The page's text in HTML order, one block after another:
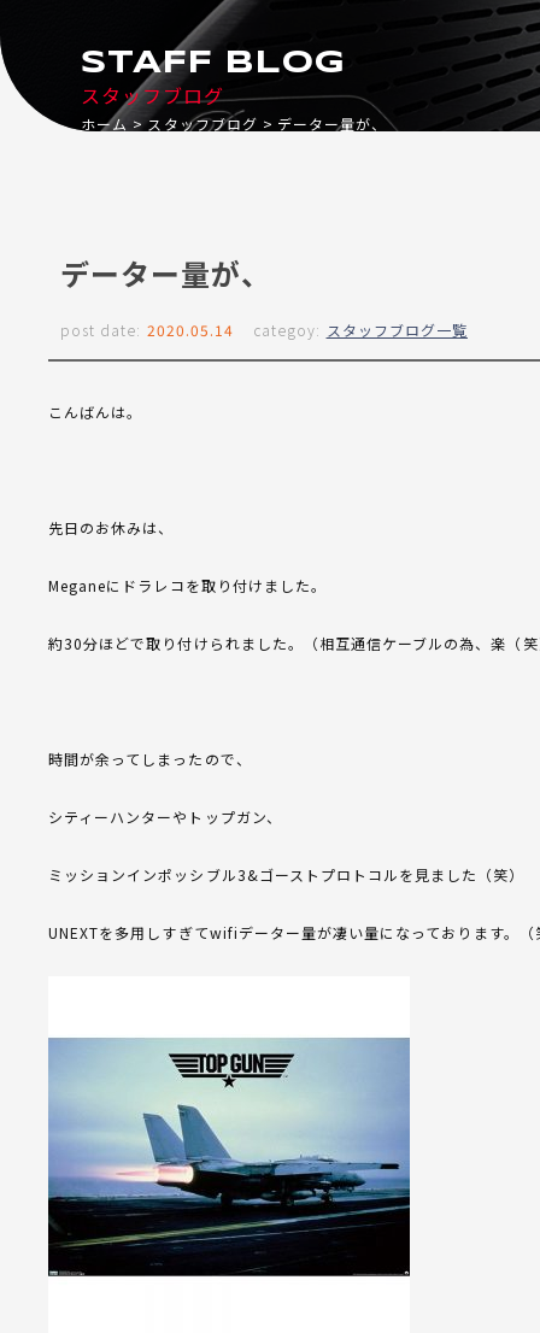
スタッフブログ
STAFF BLOG
ホーム スタッフブログ データー量が、
データー量が、
post date: 2020.05.14 categoy: スタッフブログ一覧
こんばんは。
先日のお休みは、
Meganeにドラレコを取り付けました。
約30分ほどで取り付けられました。（相互通信ケーブルの為、楽（笑
時間が余ってしまったので、
シティーハンターやトップガン、
ミッションインポッシブル3&ゴーストプロトコルを見ました（笑）
UNEXTを多用しすぎてwifiデーター量が凄い量になっております。（